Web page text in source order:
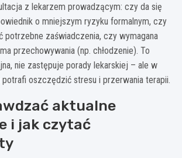
z lekarzem prowadzącym: czy da się
o mniejszym ryzyku formalnym, czy
potrzebne zaświadczenia, czy wymagana
przechowywania (np. chłodzenie). To
nie zastępuje porady lekarskiej – ale w
potrafi oszczędzić stresu i przerwania terapii.
aktualne
i jak czytać